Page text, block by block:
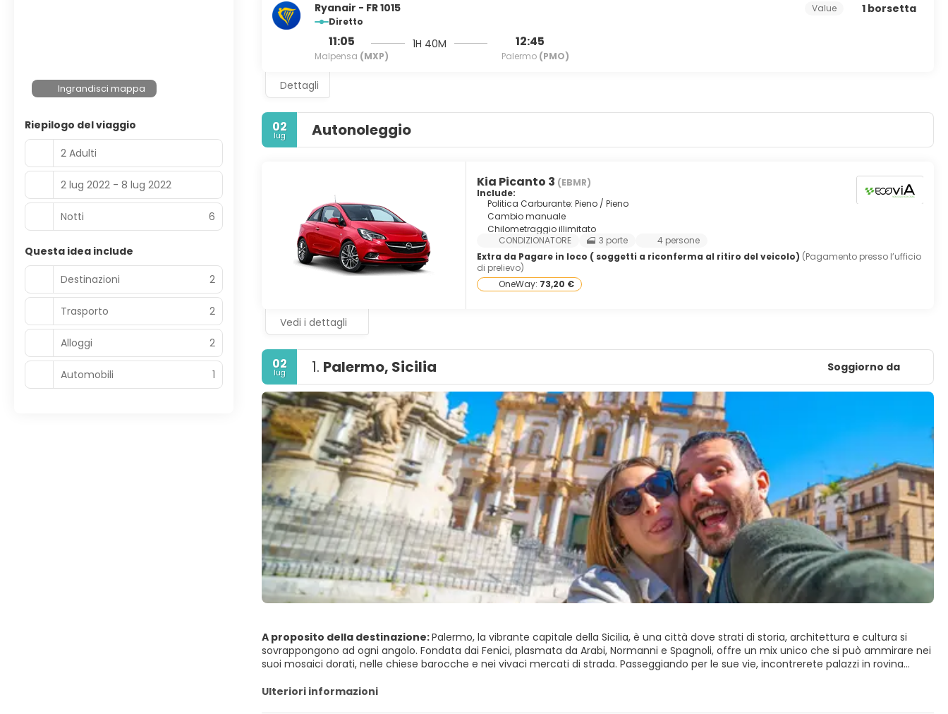
Ryanair - FR 1015
Diretto
11:05
Malpensa (MXP)
1H 40M 12:45
Palermo (PMO)
Value 1 borsetta
Dettagli
02
lug Autonoleggio
Kia Picanto 3 (EBMR)
Include:
Politica Carburante: Pieno / Pieno
Cambio manuale
Chilometraggio illimitato
CONDIZIONATORE
3 porte
4 persone
Extra da Pagare in loco ( soggetti a riconferma al ritiro del veicolo) (Pagamento presso l’ufficio
di prelievo)
OneWay: 73,20 €
Vedi i dettagli
02
lug 1. Palermo, Sicilia Soggiorno da
A proposito della destinazione:Palermo, la vibrante capitale della Sicilia, è una città dove strati di storia, architettura e cultura si
sovrappongono ad ogni angolo. Fondata dai Fenici, plasmata da Arabi, Normanni e Spagnoli, offre un mix unico che si può ammirare nei
suoi mosaici dorati, nelle chiese barocche e nei vivaci mercati di strada. Passeggiando per le sue vie, incontrerete palazzi in rovina
Ulteriori informazioni
Ingrandisci mappa
Riepilogo del viaggio
2 Adulti
2 lug 2022 - 8 lug 2022
Notti 6
Questa idea include
Destinazioni
2
Trasporto 2
Alloggi 2
Automobili 1